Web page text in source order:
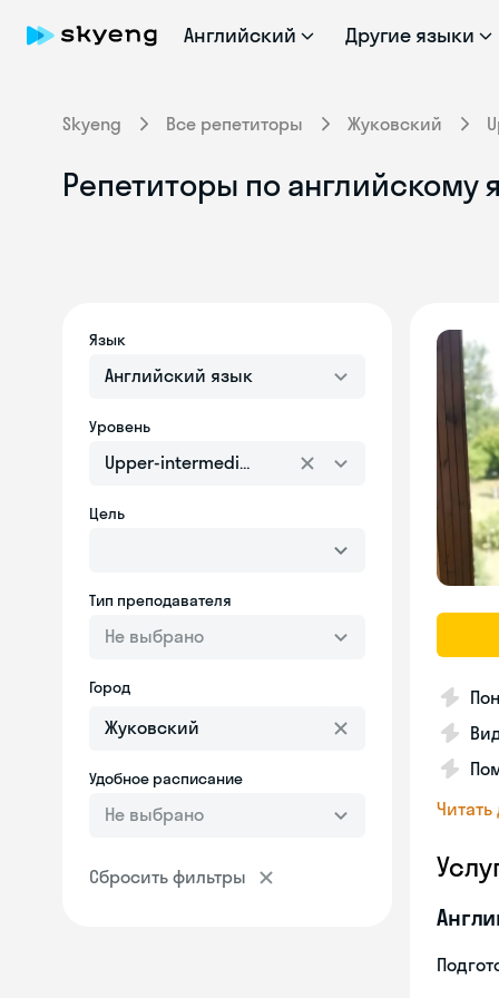
Английский Другие языки
Skyeng Все репетиторы Жуковский
Репетиторы по
Язык
Английский язык
Уровень
Upper-intermediate
Цель
Тип преподавателя
Не выбрано
Город
Удобное расписание
Не выбрано
Сбросить фильтры